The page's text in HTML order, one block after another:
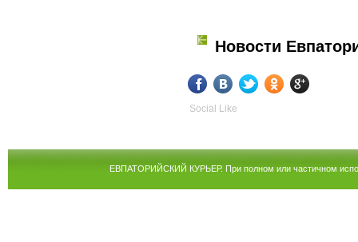
Новости
Social Like
ЕВПАТОРИЙСКИЙ КУРЬЕР. При полном или частичном